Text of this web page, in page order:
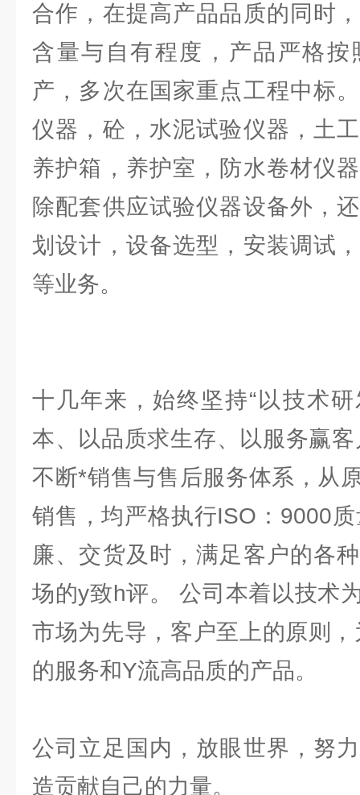
合作，在提高产品品质的同时
含量与自有程度，产品严格按
产，多次在国家重点工程中标
仪器，砼，水泥试验仪器，土
养护箱，养护室，防水卷材仪
除配套供应试验仪器设备外，
划设计，设备选型，安装调试
等业务。
十几年来，始终坚持“以技术
本、以品质求生存、以服务赢
不断*销售与售后服务体系，从
销售，均严格执行ISO：9000
廉、交货及时，满足客户的各
场的y致h评。 公司本着以技术
市场为先导，客户至上的原则
的服务和Y流高品质的产品。
公司立足国内，放眼世界，努
造贡献自己的力量。